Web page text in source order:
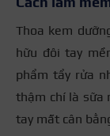
Thoa kem
hữu đôi tay
phẩm tẩy rửa
thậm chí là sữa
tay mất cân